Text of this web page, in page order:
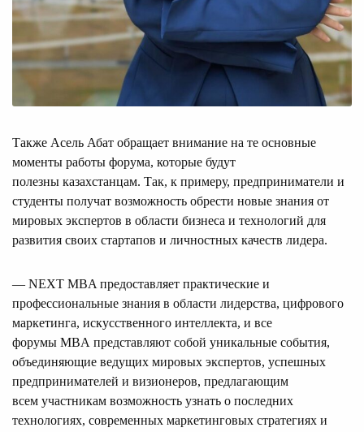
Также Асель Абат обращает внимание на те основные
моменты работы форума, которые будут
полезны казахстанцам. Так, к примеру, предприниматели и
студенты получат возможность обрести новые знания от
мировых экспертов в области бизнеса и технологий для
развития своих стартапов и личностных качеств лидера.
— NEXT MBA предоставляет практические и
профессиональные знания в области лидерства, цифрового
маркетинга, искусственного интеллекта, и все
форумы MBA представляют собой уникальные события,
объединяющие ведущих мировых экспертов, успешных
предпринимателей и визионеров, предлагающим
всем участникам возможность узнать о последних
технологиях, современных маркетинговых стратегиях и